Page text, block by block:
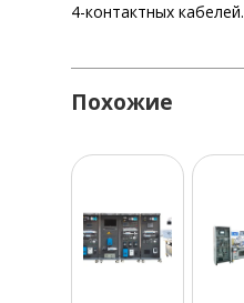
4-контактных кабелей.
Похожие